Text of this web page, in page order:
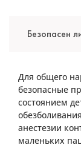
под
Стаж
Безопасен
Для общего
безопасные
состоянием
анестезии
маленьких